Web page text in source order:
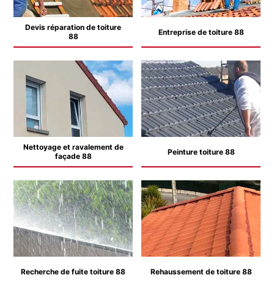
Devis réparation de toiture
88
Entreprise de toiture 88
Nettoyage et ravalement de
façade 88
Peinture toiture 88
Recherche de fuite toiture 88 Rehaussement de toiture 88